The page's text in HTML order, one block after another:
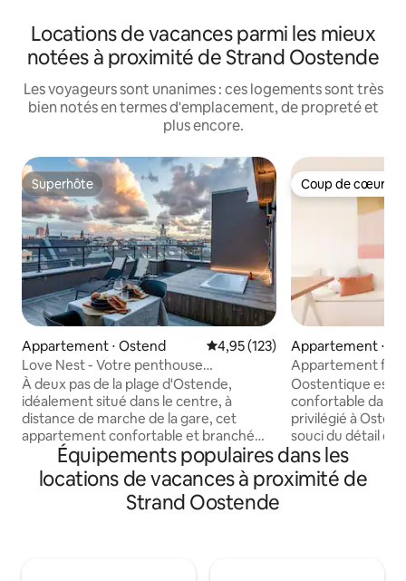
Locations de vacances parmi les mieux
notées à proximité de Strand Oostende
Les voyageurs sont unanimes : ces logements sont très
bien notés en termes d'emplacement, de propreté et
plus encore.
Superhôte
Superhôte
Appartement ⋅ Ostend Évaluation moyenne sur la
4,95 (123)
Love Nest - Votre penthouse
confortable
À deux pas de la plage d'Ostende,
idéalement situé dans le centre, à
distance de marche de la gare, cet
appartement confortable et branché
est idéal pour 2 personnes. Faites-vous
plaisir et venez profiter l'un de l'autre au
bord de la mer. Ce nouveau penthouse
dispose de tout le confort et des
Coup de cœur
Coup de cœur
Appartement ⋅
Appartement
contemporain
Oostentique est
confortable dans
privilégié à
souci du détail et
ce qui le rend
famille sur la
est présent et la
Équipements populaires dans les
locations de vacances à proximité de
Strand Oostende